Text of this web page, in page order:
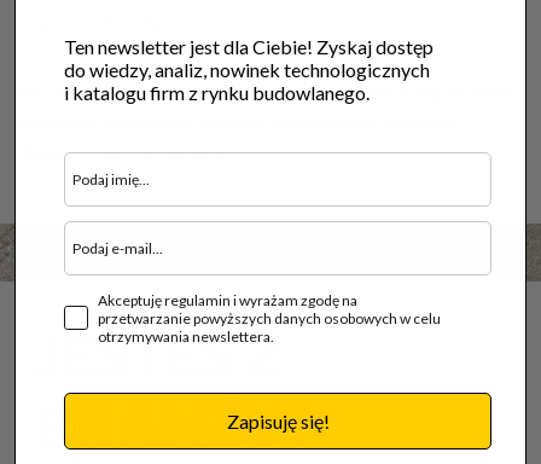
Słowa kluczowe:mycie elewacji, mycie dachów, mycie kostki
dezynfekcja, impregnacja
JESTEŚ Z
BRANŻY?
Ten newsletter jest dla Ciebie! Zyskaj dostęp
do wiedzy, analiz, nowinek technologicznych
i katalogu firm z rynku budowlanego.
Akceptuję regulamin i wyrażam zgodę na
przetwarzanie powyższych danych osobowych w celu
otrzymywania newslettera.
Zapisuję się!